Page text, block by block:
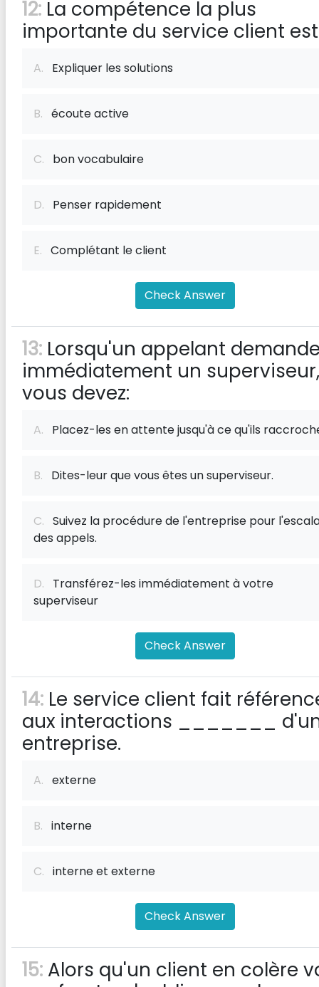
12: La compétence la plus
importante du service client
A. Expliquer les solutions
B. écoute active
C. bon vocabulaire
D. Penser rapidement
E. Complétant le client
Check Answer
13: Lorsqu'un appelant
immédiatement un superviseur,
vous devez:
A. Placez-les en attente jusqu'à ce qu'ils
B. Dites-leur que vous êtes un superviseur.
C. Suivez la procédure de l'entreprise pour
des appels.
D. Transférez-les immédiatement à votre
superviseur
Check Answer
14: Le service client fait
aux interactions _______
entreprise.
A. externe
B. interne
C. interne et externe
Check Answer
15: Alors qu'un client en colère